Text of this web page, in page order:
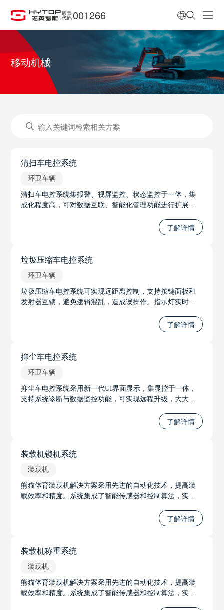
股票
代码 001266
移动机械
清扫车电控系统
环卫车辆
清扫车电控系统集报警、视屏监控、状态监控于一体，集
成化程度高，可对数据互联、智能化管理功能进行扩展，
了解详情
垃圾压缩车电控系统
环卫车辆
垃圾压缩车电控系统可实现远距离控制，支持按键面板和
发射器互锁，避免逻辑混乱，造成误操作。指示灯实时指
了解详情
抑尘车电控系统
环卫车辆
抑尘车电控系统采用新一代UI界面显示，集显控于一体，
支持系统诊断与数据监控功能，可实现远程升级，大大增
了解详情
装载机锁机系统
装载机
熊猫体育装载机解决方案采用先进的自动化技术，提高装
载效率和精度。系统集成了智能传感器和控制算法，实现
监控装载机状态，系统可预测并预防故障，提高设备可靠
了解详情
装载机称重系统
装载机
熊猫体育装载机解决方案采用先进的自动化技术，提高装
载效率和精度。系统集成了智能传感器和控制算法，实现